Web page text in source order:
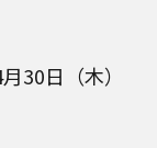
30日（木）